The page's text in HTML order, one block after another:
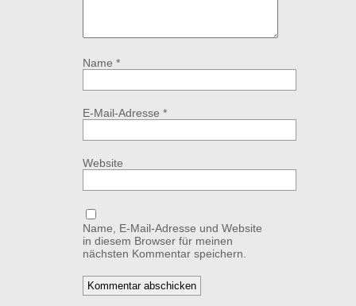
Name *
E-Mail-Adresse *
Website
Name, E-Mail-Adresse und Website
in diesem Browser für meinen
nächsten Kommentar speichern.